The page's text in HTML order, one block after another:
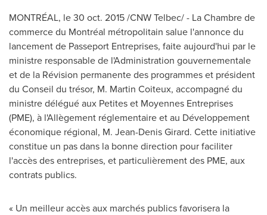
MONTRÉAL, le30 oct. 2015/CNW Telbec/ - La Chambre de
commerce du Montréal métropolitain salue l'annonce du
lancement de Passeport Entreprises, faite aujourd'hui par le
ministre responsable de l'Administration gouvernementale
et de la Révision permanente des programmes et président
du Conseil du trésor, M. Martin Coiteux, accompagné du
ministre délégué aux Petites et Moyennes Entreprises
(PME), à l'Allègement réglementaire et au Développement
économique régional, M. Jean-Denis Girard. Cette initiative
constitue un pas dans la bonne direction pour faciliter
l'accès des entreprises, et particulièrement des PME, aux
contrats publics.
« Un meilleur accès aux marchés publics favorisera la